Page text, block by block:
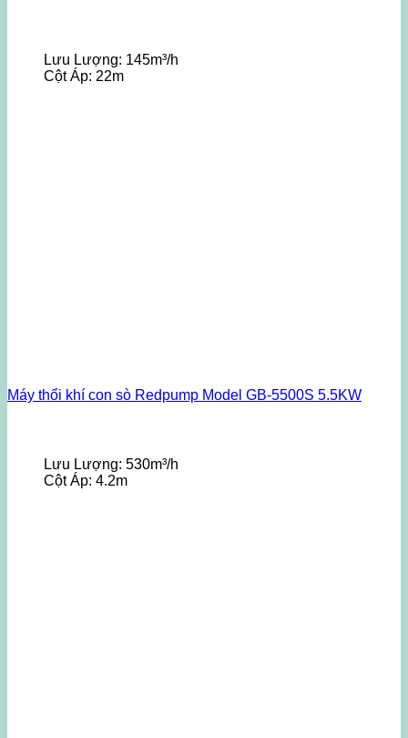
Lưu Lượng: 145m³/h
Cột Áp: 22m
Máy thổi khí con sò Redpump Model GB-5500S 5.5KW
Lưu Lượng: 530m³/h
Cột Áp: 4.2m